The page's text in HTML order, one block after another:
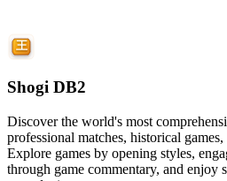
Shogi DB2
Discover the world's most
professional matches, historical
Explore games by opening styles,
through game commentary, and enjoy